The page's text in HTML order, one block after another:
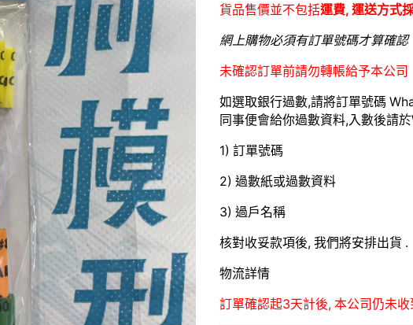
貨品售價並不包括運費, 運送方式
網上購物必須有訂單號碼才算確認
未確認訂單前請勿轉帳給予本公司
如選取銀行過數,請將訂單號碼
同事便會給你過數資料,入數後請
1) 訂單號碼
2) 過數紙或過數資料
3) 過戶名稱
核對收妥款項後, 我們將安排出貨 .
物流詳情
訂單確認起3天計後, 本公司仍未